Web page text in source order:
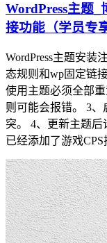
WordPress主题
接功能（学员专
WordPress主题安装
态规则和wp固定链
使用主题必须全部
则可能会报错。 3
突。 4、更新主题
已经添加了游戏